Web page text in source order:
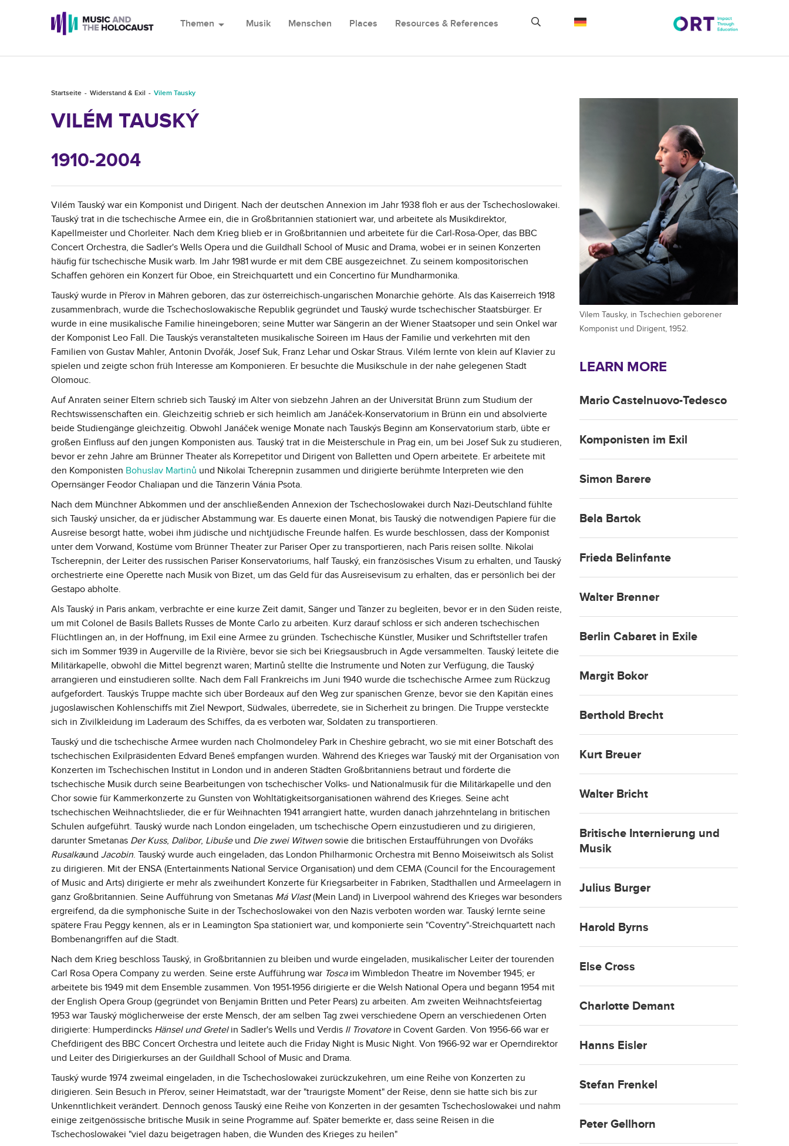
Themen arrow_drop_down Musik Menschen Places Resources & References
Startseite Widerstand & Exil Vilem Tausky
VILÉM TAUSKÝ
1910-2004
Vilém Tauský war ein Komponist und Dirigent. Nach der deutschen Annexion im Jahr 1938 floh er aus der Tschechoslowakei.
Tauský trat in die tschechische Armee ein, die in Großbritannien stationiert war, und arbeitete als Musikdirektor,
Kapellmeister und Chorleiter. Nach dem Krieg blieb er in Großbritannien und arbeitete für die Carl-Rosa-Oper, das BBC
Concert Orchestra, die Sadler's Wells Opera und die Guildhall School of Music and Drama, wobei er in seinen Konzerten
häufig für tschechische Musik warb. Im Jahr 1981 wurde er mit dem CBE ausgezeichnet. Zu seinem kompositorischen
Schaffen gehören ein Konzert für Oboe, ein Streichquartett und ein Concertino für Mundharmonika.
Tauský wurde in Přerov in Mähren geboren, das zur österreichisch-ungarischen Monarchie gehörte. Als das Kaiserreich 1918
zusammenbrach, wurde die Tschechoslowakische Republik gegründet und Tauský wurde tschechischer Staatsbürger. Er
wurde in eine musikalische Familie hineingeboren; seine Mutter war Sängerin an der Wiener Staatsoper und sein Onkel war
der Komponist Leo Fall. Die Tauskýs veranstalteten musikalische Soireen im Haus der Familie und verkehrten mit den
Familien von Gustav Mahler, Antonin Dvořák, Josef Suk, Franz Lehar und Oskar Straus. Vilém lernte von klein auf Klavier zu
spielen und zeigte schon früh Interesse am Komponieren. Er besuchte die Musikschule in der nahe gelegenen Stadt
Olomouc.
Auf Anraten seiner Eltern schrieb sich Tauský im Alter von siebzehn Jahren an der Universität Brünn zum Studium der
Rechtswissenschaften ein. Gleichzeitig schrieb er sich heimlich am Janáček-Konservatorium in Brünn ein und absolvierte
beide Studiengänge gleichzeitig. Obwohl Janáček wenige Monate nach Tauskýs Beginn am Konservatorium starb, übte er
großen Einfluss auf den jungen Komponisten aus. Tauský trat in die Meisterschule in Prag ein, um bei Josef Suk zu studieren,
bevor er zehn Jahre am Brünner Theater als Korrepetitor und Dirigent von Balletten und Opern arbeitete. Er arbeitete mit
den Komponisten Bohuslav Martinů und Nikolai Tcherepnin zusammen und dirigierte berühmte Interpreten wie den
Opernsänger Feodor Chaliapan und die Tänzerin Vánia Psota.
Nach dem Münchner Abkommen und der anschließenden Annexion der Tschechoslowakei durch Nazi-Deutschland fühlte
sich Tauský unsicher, da er jüdischer Abstammung war. Es dauerte einen Monat, bis Tauský die notwendigen Papiere für die
Ausreise besorgt hatte, wobei ihm jüdische und nichtjüdische Freunde halfen. Es wurde beschlossen, dass der Komponist
unter dem Vorwand, Kostüme vom Brünner Theater zur Pariser Oper zu transportieren, nach Paris reisen sollte. Nikolai
Tscherepnin, der Leiter des russischen Pariser Konservatoriums, half Tauský, ein französisches Visum zu erhalten, und Tauský
orchestrierte eine Operette nach Musik von Bizet, um das Geld für das Ausreisevisum zu erhalten, das er persönlich bei der
Gestapo abholte.
Als Tauský in Paris ankam, verbrachte er eine kurze Zeit damit, Sänger und Tänzer zu begleiten, bevor er in den Süden reiste,
um mit Colonel de Basils Ballets Russes de Monte Carlo zu arbeiten. Kurz darauf schloss er sich anderen tschechischen
Flüchtlingen an, in der Hoffnung, im Exil eine Armee zu gründen. Tschechische Künstler, Musiker und Schriftsteller trafen
sich im Sommer 1939 in Augerville de la Rivière, bevor sie sich bei Kriegsausbruch in Agde versammelten. Tauský leitete die
Militärkapelle, obwohl die Mittel begrenzt waren; Martinů stellte die Instrumente und Noten zur Verfügung, die Tauský
arrangieren und einstudieren sollte. Nach dem Fall Frankreichs im Juni 1940 wurde die tschechische Armee zum Rückzug
aufgefordert. Tauskýs Truppe machte sich über Bordeaux auf den Weg zur spanischen Grenze, bevor sie den Kapitän eines
jugoslawischen Kohlenschiffs mit Ziel Newport, Südwales, überredete, sie in Sicherheit zu bringen. Die Truppe versteckte
sich in Zivilkleidung im Laderaum des Schiffes, da es verboten war, Soldaten zu transportieren.
Tauský und die tschechische Armee wurden nach Cholmondeley Park in Cheshire gebracht, wo sie mit einer Botschaft des
tschechischen Exilpräsidenten Edvard Beneš empfangen wurden. Während des Krieges war Tauský mit der Organisation von
Konzerten im Tschechischen Institut in London und in anderen Städten Großbritanniens betraut und förderte die
tschechische Musik durch seine Bearbeitungen von tschechischer Volks- und Nationalmusik für die Militärkapelle und den
Chor sowie für Kammerkonzerte zu Gunsten von Wohltätigkeitsorganisationen während des Krieges. Seine acht
tschechischen Weihnachtslieder, die er für Weihnachten 1941 arrangiert hatte, wurden danach jahrzehntelang in britischen
Schulen aufgeführt. Tauský wurde nach London eingeladen, um tschechische Opern einzustudieren und zu dirigieren,
darunter Smetanas Der Kuss, Dalibor, Libuše und Die zwei Witwen sowie die britischen Erstaufführungen von Dvořáks
Rusalkaund Jacobin. Tauský wurde auch eingeladen, das London Philharmonic Orchestra mit Benno Moiseiwitsch als Solist
zu dirigieren. Mit der ENSA (Entertainments National Service Organisation) und dem CEMA (Council for the Encouragement
of Music and Arts) dirigierte er mehr als zweihundert Konzerte für Kriegsarbeiter in Fabriken, Stadthallen und Armeelagern in
ganz Großbritannien. Seine Aufführung von Smetanas Má Vlast(Mein Land) in Liverpool während des Krieges war besonders
ergreifend, da die symphonische Suite in der Tschechoslowakei von den Nazis verboten worden war. Tauský lernte seine
spätere Frau Peggy kennen, als er in Leamington Spa stationiert war, und komponierte sein "Coventry"-Streichquartett nach
Bombenangriffen auf die Stadt.
Nach dem Krieg beschloss Tauský, in Großbritannien zu bleiben und wurde eingeladen, musikalischer Leiter der tourenden
Carl Rosa Opera Company zu werden. Seine erste Aufführung war Toscaim Wimbledon Theatre im November 1945; er
arbeitete bis 1949 mit dem Ensemble zusammen. Von 1951-1956 dirigierte er die Welsh National Opera und begann 1954 mit
der English Opera Group (gegründet von Benjamin Britten und Peter Pears) zu arbeiten. Am zweiten Weihnachtsfeiertag
1953 war Tauský möglicherweise der erste Mensch, der am selben Tag zwei verschiedene Opern an verschiedenen Orten
dirigierte: Humperdincks Hänsel und Gretelin Sadler's Wells und Verdis Il Trovatorein Covent Garden. Von 1956-66 war er
Chefdirigent des BBC Concert Orchestra und leitete auch die Friday Night is Music Night. Von 1966-92 war er Operndirektor
und Leiter des Dirigierkurses an der Guildhall School of Music and Drama.
Tauský wurde 1974 zweimal eingeladen, in die Tschechoslowakei zurückzukehren, um eine Reihe von Konzerten zu
dirigieren. Sein Besuch in Přerov, seiner Heimatstadt, war der "traurigste Moment" der Reise, denn sie hatte sich bis zur
Unkenntlichkeit verändert. Dennoch genoss Tauský eine Reihe von Konzerten in der gesamten Tschechoslowakei und nahm
einige zeitgenössische britische Musik in seine Programme auf. Später bemerkte er, dass seine Reisen in die
Tschechoslowakei "viel dazu beigetragen haben, die Wunden des Krieges zu heilen"
Vilem Tausky, in Tschechien geborener
Komponist und Dirigent, 1952.
LEARN MORE
Mario Castelnuovo-Tedesco
Komponisten im Exil
Simon Barere
Bela Bartok
Frieda Belinfante
Walter Brenner
Berlin Cabaret in Exile
Margit Bokor
Berthold Brecht
Kurt Breuer
Walter Bricht
Britische Internierung und
Musik
Julius Burger
Harold Byrns
Else Cross
Charlotte Demant
Hanns Eisler
Stefan Frenkel
Peter Gellhorn